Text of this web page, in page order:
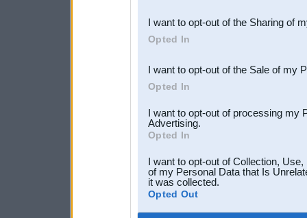
Downstream Participants
third parties.
I want to opt-out of the Sharing of
Opted In
I want to opt-out of the Sale of my
Opted In
I want to opt-out of processing my
Advertising.
Opted In
I want to opt-out of Collection,
of my Personal Data that Is
it was collected.
Opted Out